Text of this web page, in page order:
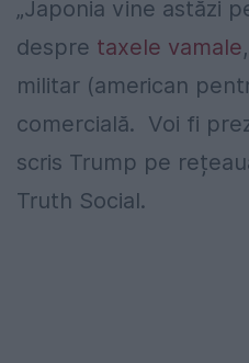
„Japonia vine astăzi
despre taxele vamale
militar (american
comercială. Voi fi
scris Trump pe
Truth Social.